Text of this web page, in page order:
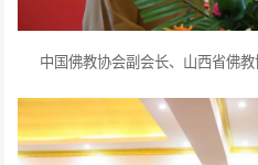
中国佛教协会副会长、山西省佛